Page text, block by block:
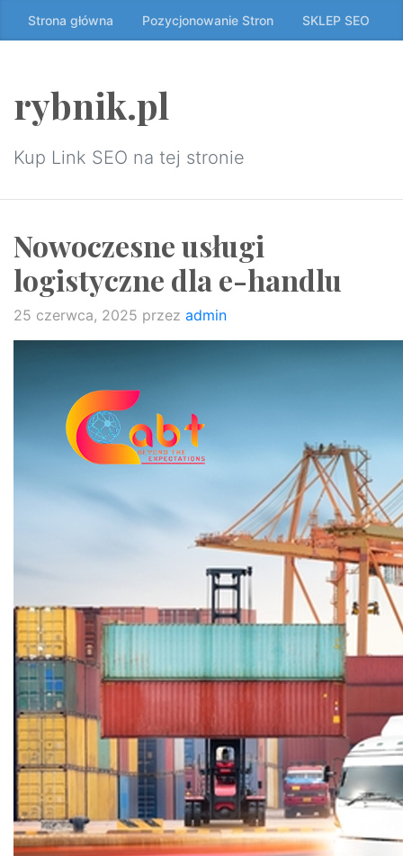
Przeskocz
do
Strona główna Pozycjonowanie Stron SKLEP SEO
rybnik.pl
Kup Link SEO na tej stronie
Nowoczesne usługi
logistyczne dla e-handlu
25 czerwca, 2025 przez admin